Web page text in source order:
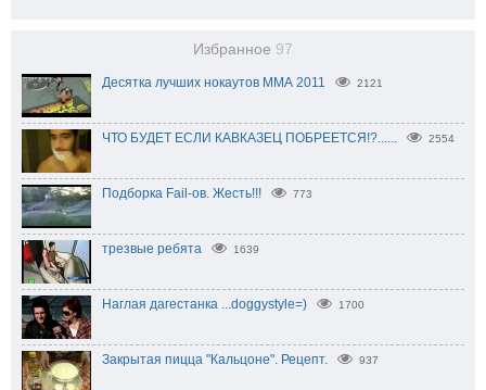
Избранное 97
Десятка лучших нокаутов ММА 2011 2121
ЧТО БУДЕТ ЕСЛИ КАВКАЗЕЦ ПОБРЕЕТСЯ!?...... 2554
Подборка Fail-ов. Жесть!!! 773
трезвые ребята 1639
Наглая дагестанка ...doggystyle=) 1700
Закрытая пицца "Кальцоне". Рецепт. 937